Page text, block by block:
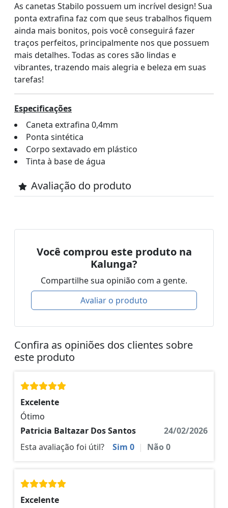
As canetas Stabilo possuem um incrível design! Sua
ponta extrafina faz com que seus trabalhos fiquem
ainda mais bonitos, pois você conseguirá fazer
traços perfeitos, principalmente nos que possuem
mais detalhes. Todas as cores são lindas e
vibrantes, trazendo mais alegria e beleza em suas
tarefas!
Especificações
Caneta extrafina 0,4mm
Ponta sintética
Corpo sextavado em plástico
Tinta à base de água
Avaliação do produto
Você comprou este produto na
Kalunga?
Compartilhe sua opinião com a gente.
Avaliar o produto
Confira as opiniões dos clientes sobre
este produto
Excelente
Ótimo
Patricia Baltazar Dos Santos
24/02/2026
Esta avaliação foi útil?
Sim 0 | Não0
Excelente